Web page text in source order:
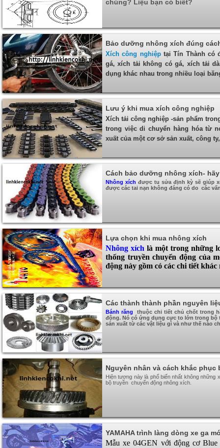
chúng? Liệu bạn có biết?
Bảo dưỡng nhông xích đúng
Xích công nghiệptại Tín Thành có
gá, xích tải không có gá, xích tải
dụng khác nhau trong nhiều loại
Lưu ý khi mua xích công nghiệp
Xích tải công nghiệp -sản phẩm
trong việc di chuyển hàng hóa từ
xuất của một cơ sở sản xuất, công
Cách bảo dưỡng nhông xích-
Nhông xích được tu sửa định kỳ sẽ giúp
được các tai nạn không đáng có do các
Lựa chọn khi mua nhông xích
Nhông xích là một trong những
thống truyền chuyển động của
động này gồm có các chi tiết
Các thành thành phần nguyên
Bánh răng
thuộc chi tiết chủ chốt trong
động. Nó có ứng dụng cực to lớn trong bộ
sản xuất từ các vật liệu gì và như thế nào
Nguyên nhân và cách khắc phục
Hiện tượng này là phổ biến nhất không những
bộ truyền chuyển động nhông xích.
YAMAHA trình làng dòng xe ga
Mẫu xe 04GEN với động cơ